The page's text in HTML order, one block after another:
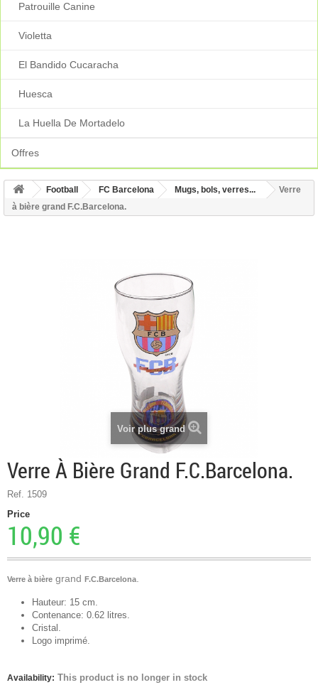
Patrouille Canine
Violetta
El Bandido Cucaracha
Huesca
La Huella De Mortadelo
Offres
Football FC Barcelona Mugs, bols, verres...
Verre
à bière grand F.C.Barcelona.
Voir plus grand
Verre À Bière Grand F.C.Barcelona.
Ref. 1509
Price
10,90 €
Verre à bière grand F.C.Barcelona.
Hauteur: 15 cm.
Contenance: 0.62 litres.
Cristal.
Logo imprimé.
Availability: This product is no longer in stock